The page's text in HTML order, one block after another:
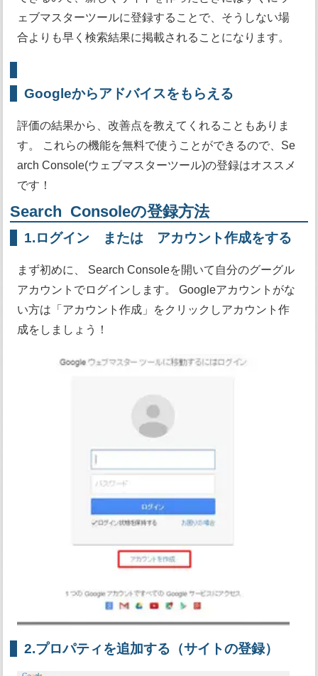
ェブマスターツールに登録することで、そうしない場
合よりも早く検索結果に掲載されることになります。
Googleからアドバイスをもらえる
評価の結果から、改善点を教えてくれることもありま
す。 これらの機能を無料で使うことができるので、Se
arch Console(ウェブマスターツール)の登録はオススメ
です！
Search Consoleの登録方法
1.ログイン または アカウント作成をする
まず初めに、 Search Consoleを開いて自分のグーグル
アカウントでログインします。 Googleアカウントがな
い方は「アカウント作成」をクリックしアカウント作
成をしましょう！
2.プロパティを追加する（サイトの登録）